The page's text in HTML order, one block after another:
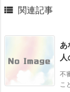
 関連記事
あ
不
こ